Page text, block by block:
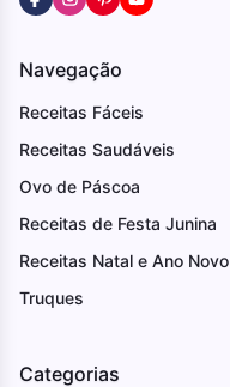
Navegação
Receitas Fáceis
Receitas Saudáveis
Ovo de Páscoa
Receitas de Festa Junina
Receitas Natal e Ano Novo
Truques
Categorias